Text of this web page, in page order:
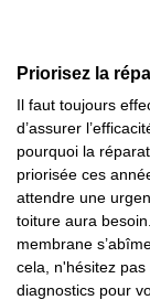
Priorisez la
Il faut toujours
d’assurer
pourquoi la
priorisée ces
attendre une
toiture aura
membrane
cela, n'hésitez
diagnostics pour